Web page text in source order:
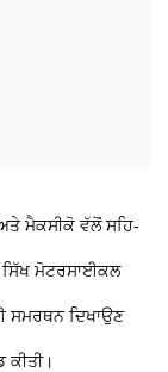
ਮੈਕਸੀਕੋ ਵੱਲੋਂ ਸਹਿ-
ਸਿੱਖ ਮੋਟਰਸਾਈਕਲ
ਸਮਰਥਨ ਦਿਖਾਉਣ